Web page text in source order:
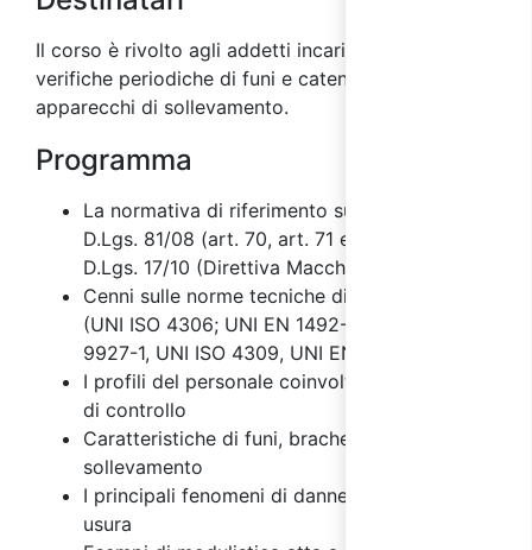
Il corso è rivolto agli addetti incaricati alle
verifiche periodiche di funi e catene
apparecchi di sollevamento.
Programma
La normativa di riferimento su funi e catene: il
D.Lgs. 81/08 (art. 70, art. 71 e Allegato VI) e il
D.Lgs. 17/10 (Direttiva Macchine)
Cenni sulle norme tecniche di riferimento
(UNI ISO 4306; UNI EN 1492-1; UNI ISO
9927-1, UNI ISO 4309, UNI EN 818-6)
I profili del personale coinvolto nelle attività
di controllo
Caratteristiche di funi, brache e catene di
sollevamento
I principali fenomeni di danneggiamento e di
usura